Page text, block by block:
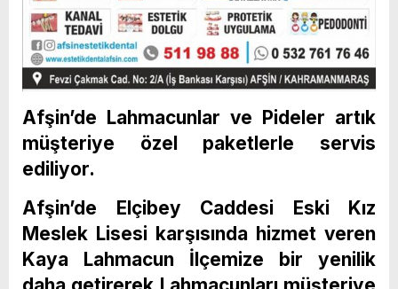
Afşin’de Lahmacunlar ve Pideler artık
müşteriye özel paketlerle servis
ediliyor.
Afşin’de Elçibey Caddesi Eski Kız
Meslek Lisesi karşısında hizmet veren
Kaya Lahmacun İlçemize bir yenilik